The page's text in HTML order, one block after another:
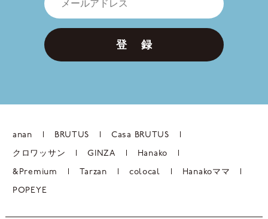
登 録
anan BRUTUS Casa BRUTUS
クロワッサン GINZA Hanako
&Premium Tarzan colocal Hanakoママ
POPEYE